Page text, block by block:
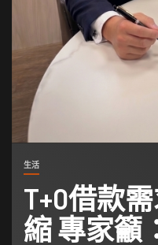
生活
T+0借款
縮 專家籲